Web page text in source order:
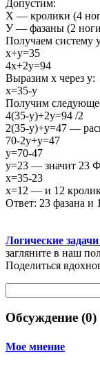
Допустим:
Х — кролики (4
У — фазаны (2
Получаем систему
х+у=35
4х+2у=94
Выразим х через у:
х=35-у
Получим
4(35-у)+2у=94 /2
2(35-у)+у=47 —
70-2у+у=47
у=70-47
у=23 — значит 23
х=35-23
х=12 — и 12
Ответ: 23 фазана и
Логические
загляните в наш
Поделиться
Обсуждение (0)
Мое мнение